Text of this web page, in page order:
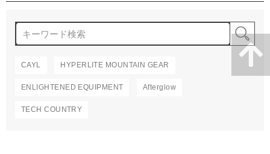
検
CAYL HYPERLITE MOUNTAIN GEAR
ENLIGHTENED EQUIPMENT Afterglow
TECH COUNTRY